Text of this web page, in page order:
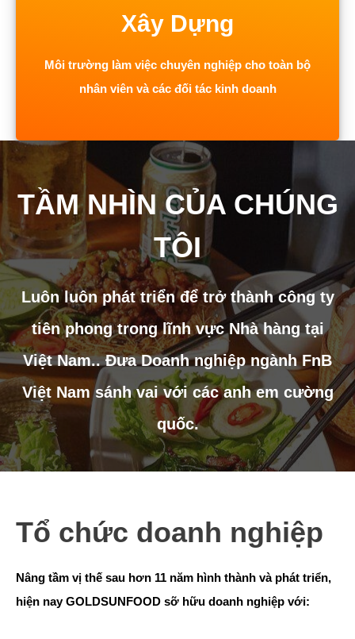
Xây Dựng
Môi trường làm việc chuyên nghiệp cho toàn bộ
nhân viên và các đối tác kinh doanh
TẦM NHÌN CỦA CHÚNG
TÔI
Luôn luôn phát triển để trở thành công ty
tiên phong trong lĩnh vực Nhà hàng tại
Việt Nam.. Đưa Doanh nghiệp ngành FnB
Việt Nam sánh vai với các anh em cường
quốc.
Tổ chức doanh nghiệp
Nâng tầm vị thế sau hơn 11 năm hình thành và phát triển,
hiện nay GOLDSUNFOOD sỡ hữu doanh nghiệp với: